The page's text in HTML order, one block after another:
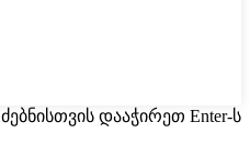
ძებნისთვის დააჭირეთ Enter-ს